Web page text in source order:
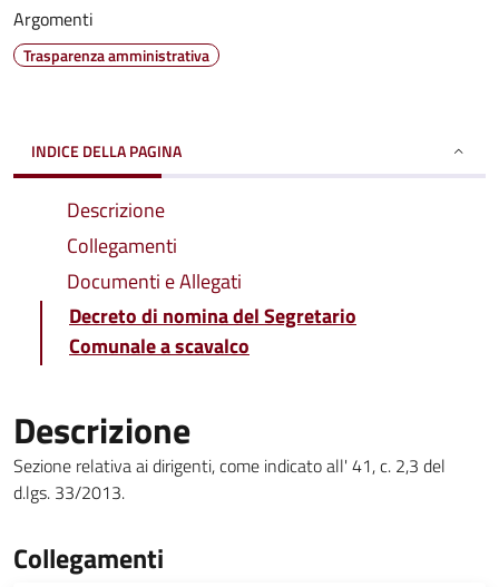
Argomenti
Trasparenza amministrativa
INDICE DELLA PAGINA
Descrizione
Collegamenti
Documenti e Allegati
Decreto di nomina del Segretario
Comunale a scavalco
Descrizione
Sezione relativa ai dirigenti, come indicato all' 41, c. 2,3 del
d.lgs. 33/2013.
Collegamenti